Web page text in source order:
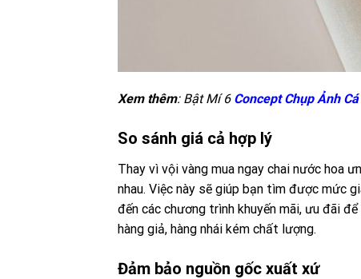
Xem thêm: Bật Mí 6 Concept Chụp Ảnh
So sánh giá cả hợp lý
Thay vì vội vàng mua ngay chai nước hoa
nhau. Việc này sẽ giúp bạn tìm được mức
đến các chương trình khuyến mãi, ưu đãi
hàng giả, hàng nhái kém chất lượng.
Đảm bảo nguồn gốc xuất xứ